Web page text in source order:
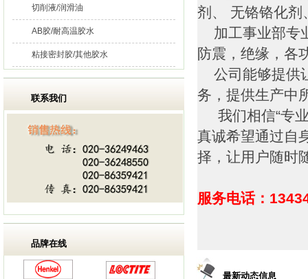
切削液/润滑油
AB胶/耐高温胶水
粘接密封胶/其他胶水
联系我们
品牌在线
剂、 无铬铬化剂
加工事业部专
防震，绝缘，各
公司能够提供
务，提供生产中
我们相信“专业
真诚希望通过自
择，让用户随时
服务电话：
最新动态信息